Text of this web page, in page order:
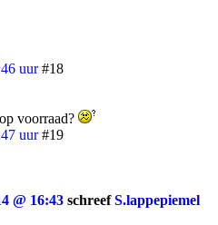
uur #18
voorraad?
uur #19
@ 16:43 schreefS.lappepiemel